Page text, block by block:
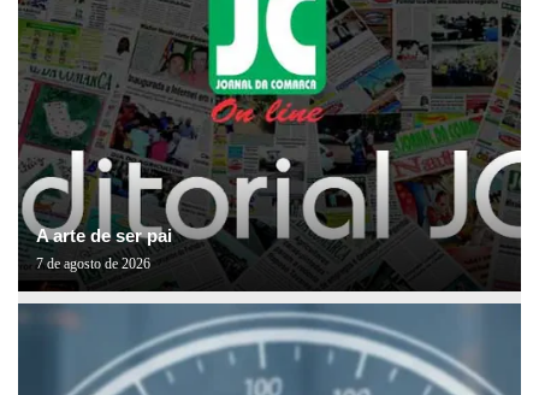
A arte de ser pai
7 de agosto de 2026